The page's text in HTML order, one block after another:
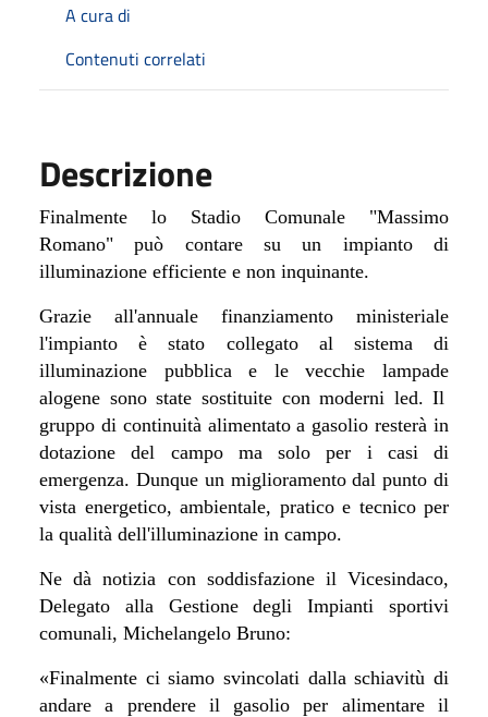
A cura di
Contenuti correlati
Descrizione
Finalmente lo Stadio Comunale "Massimo
Romano" può contare su un impianto di
illuminazione efficiente e non inquinante.
Grazie all'annuale finanziamento ministeriale
l'impianto è stato collegato al sistema di
illuminazione pubblica e le vecchie lampade
alogene sono state sostituite con moderni led. Il
gruppo di continuità alimentato a gasolio resterà in
dotazione del campo ma solo per i casi di
emergenza. Dunque un miglioramento dal punto di
vista energetico, ambientale, pratico e tecnico per
la qualità dell'illuminazione in campo.
Ne dà notizia con soddisfazione il Vicesindaco,
Delegato alla Gestione degli Impianti sportivi
comunali, Michelangelo Bruno:
«Finalmente ci siamo svincolati dalla schiavitù di
andare a prendere il gasolio per alimentare il